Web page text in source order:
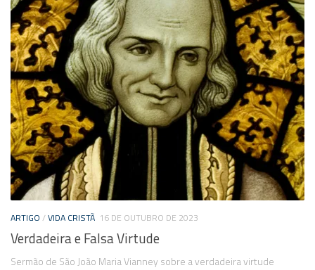
ARTIGO /VIDA CRISTÃ 16 DE OUTUBRO DE 2023
Verdadeira e Falsa Virtude
Sermão de São João Maria Vianney sobre a verdadeira virtude